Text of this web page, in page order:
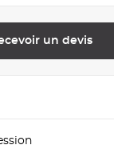
un devis